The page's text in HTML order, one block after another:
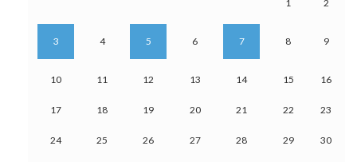
1 2
3 4 5 6 7 8 9
10 11 12 13 14 15 16
17 18 19 20 21 22 23
24 25 26 27 28 29 30